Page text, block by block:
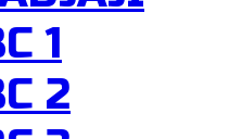
1
2